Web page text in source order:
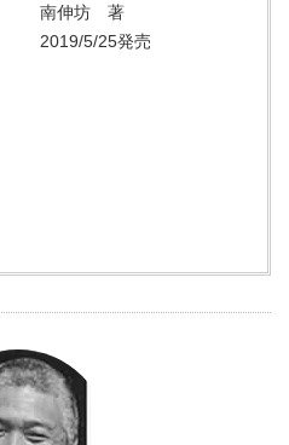
南伸坊 著
2019/5/25発売